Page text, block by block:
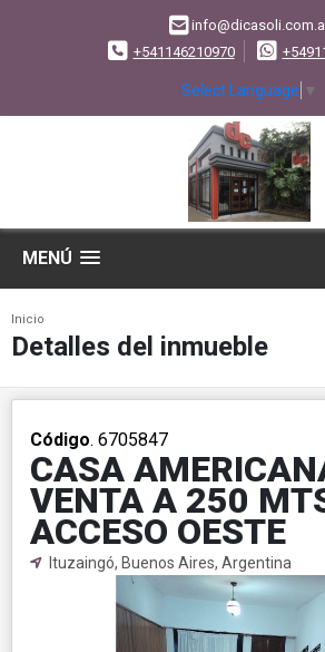
+541146210970
Select Language ▼
MENÚ
Inicio
Detalles del inmueble
Código. 6705847
CASA
VENTA A 250
ACCESO OESTE
Ituzaingó, Buenos Aires, Argentina